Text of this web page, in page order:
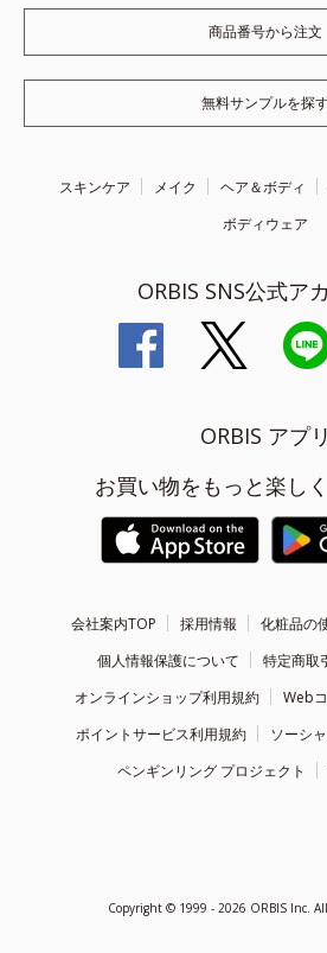
商品番号から注文
無料サンプルを探
スキンケア メイク ヘア＆ボディ
ボディウェア
ORBIS SNS公式ア
ORBIS アプリ
お買い物をもっと楽し
会社案内TOP 採用情報
化粧品の
個人情報保護について
特定商取
オンラインショップ利用規約
Web
ポイントサービス利用規約
ソーシ
ペンギンリング プロジェクト
Copyright © 1999 - 2026 ORBIS Inc.